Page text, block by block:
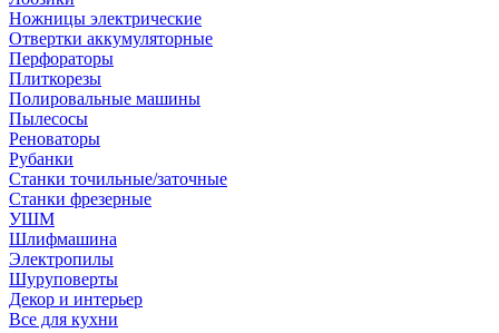
Ножницы электрические
Отвертки аккумуляторные
Перфораторы
Плиткорезы
Полировальные машины
Пылесосы
Реноваторы
Рубанки
Станки точильные/заточные
Станки фрезерные
УШМ
Шлифмашина
Электропилы
Шуруповерты
Декор и интерьер
Все для кухни